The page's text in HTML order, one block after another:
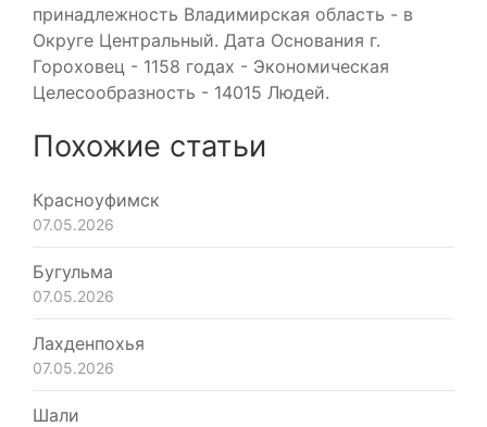
принадлежность Владимирская область - в
Округе Центральный. Дата Основания г.
Гороховец - 1158 годах - Экономическая
Целесообразность - 14015 Людей.
Похожие статьи
Красноуфимск
07.05.2026
Бугульма
07.05.2026
Лахденпохья
07.05.2026
Шали